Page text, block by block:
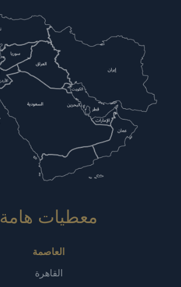
معطيات هامة‎
العاصمة
القاهرة